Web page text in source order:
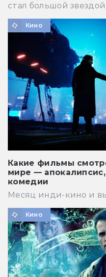
стал большой звездой.
Кино
Какие фильмы
мире —
комедии
Месяц инди-кино и
Кино